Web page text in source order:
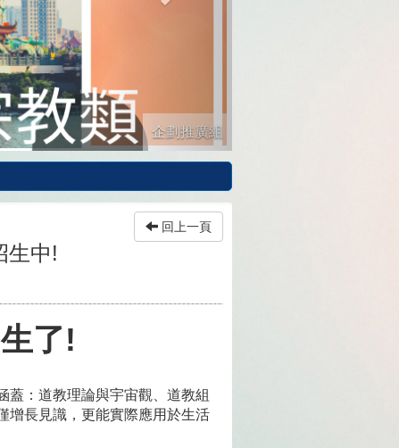
企劃推廣組
生中!
回上一頁
了!
蓋：道教理論與宇宙觀、道教組
增長見識，更能實際應用於生活